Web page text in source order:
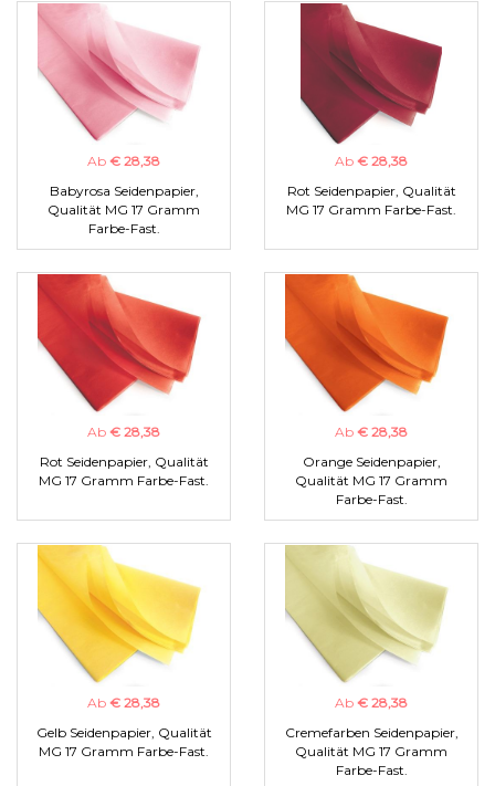
Ab € 28,38
Babyrosa Seidenpapier,
Qualität MG 17 Gramm
Farbe-Fast.
Ab € 28,38
Rot Seidenpapier, Qualität
MG 17 Gramm Farbe-Fast.
Ab € 28,38
Rot Seidenpapier, Qualität
MG 17 Gramm Farbe-Fast.
Ab € 28,38
Orange Seidenpapier,
Qualität MG 17 Gramm
Farbe-Fast.
Ab € 28,38
Gelb Seidenpapier, Qualität
MG 17 Gramm Farbe-Fast.
Ab € 28,38
Cremefarben Seidenpapier,
Qualität MG 17 Gramm
Farbe-Fast.